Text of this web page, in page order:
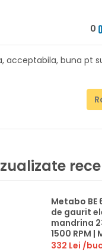
0
acceptabila, buna pt
Metabo BE
de gaurit
mandrina
1500 RPM |
13 mm | In
332 Lei /